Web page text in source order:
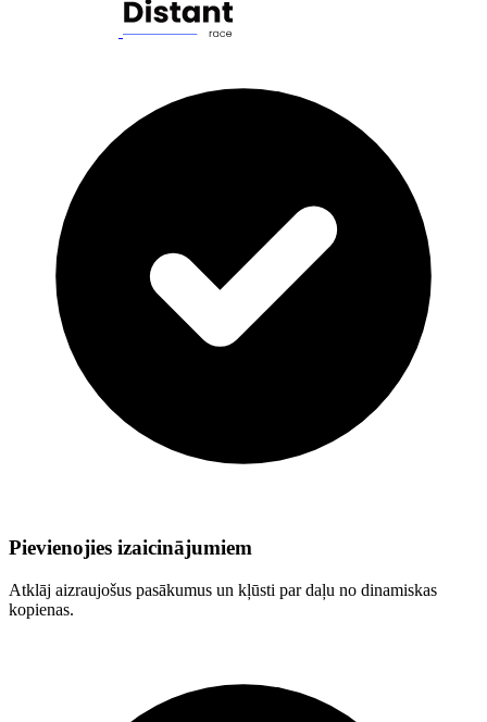
Pievienojies izaicinājumiem
Atklāj aizraujošus pasākumus un kļūsti par daļu no dinamiskas
kopienas.